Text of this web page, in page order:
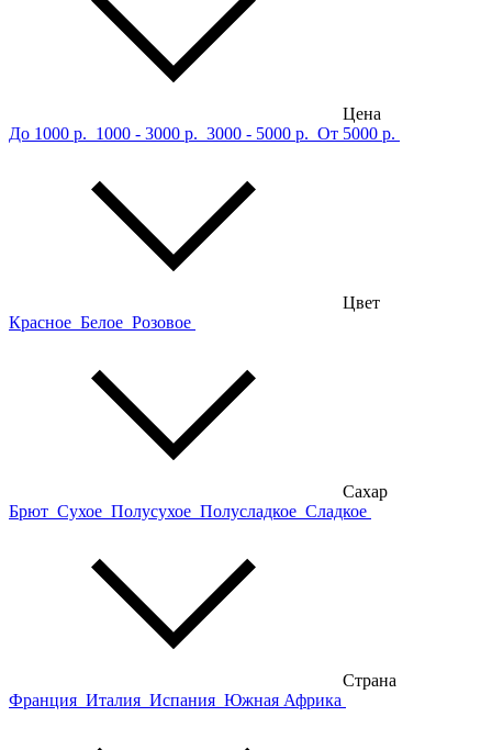
Цена
До 1000 р. 1000 - 3000 р. 3000 - 5000 р. От 5000 р.
Цвет
Красное Белое Розовое
Сахар
Брют Сухое Полусухое Полусладкое Сладкое
Страна
Франция Италия Испания Южная Африка